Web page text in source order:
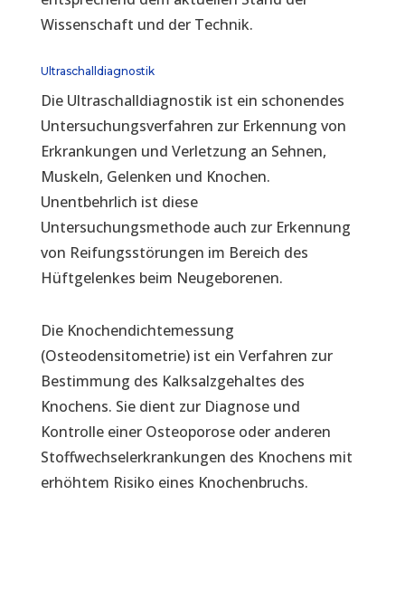
Wissenschaft und der Technik.
Ultraschalldiagnostik
Die Ultraschalldiagnostik ist ein schonendes
Untersuchungsverfahren zur Erkennung von
Erkrankungen und Verletzung an Sehnen,
Muskeln, Gelenken und Knochen.
Unentbehrlich ist diese
Untersuchungsmethode auch zur Erkennung
von Reifungsstörungen im Bereich des
Hüftgelenkes beim Neugeborenen.
Die Knochendichtemessung
(Osteodensitometrie) ist ein Verfahren zur
Bestimmung des Kalksalzgehaltes des
Knochens. Sie dient zur Diagnose und
Kontrolle einer Osteoporose oder anderen
Stoffwechselerkrankungen des Knochens mit
erhöhtem Risiko eines Knochenbruchs.